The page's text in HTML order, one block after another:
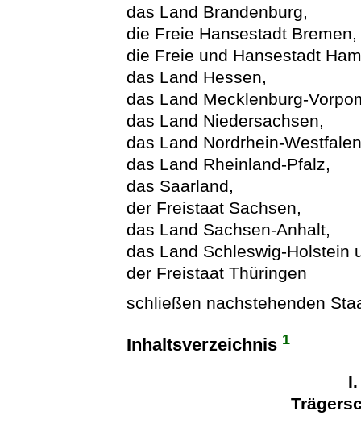
das Land Brandenburg,
die Freie Hansestadt Bremen,
die Freie und Hansestadt
das Land Hessen,
das Land Mecklenburg-
das Land Niedersachsen,
das Land Nordrhein-
das Land Rheinland-Pfalz,
das Saarland,
der Freistaat Sachsen,
das Land Sachsen-Anhalt,
das Land Schleswig-Holstein
der Freistaat Thüringen
schließen nachstehenden
Inhaltsverzeichnis 1